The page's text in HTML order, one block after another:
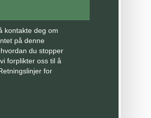
kontakte deg om
på denne
du stopper
forplikter oss til å
for